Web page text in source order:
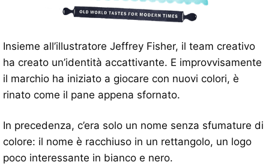
Insieme all’illustratore Jeffrey Fisher, il team creativo
ha creato un’identità accattivante. E improvvisamente
il marchio ha iniziato a giocare con nuovi colori, è
rinato come il pane appena sfornato.
In precedenza, c’era solo un nome senza sfumature di
colore: il nome è racchiuso in un rettangolo, un logo
poco interessante in bianco e nero.